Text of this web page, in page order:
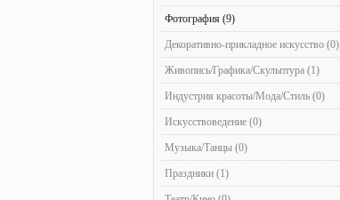
Фотография (9)
Декоративно-прикладное искусство (0)
Живопись/Графика/Скульптура (1)
Индустрия красоты/Мода/Стиль (0)
Искусствоведение (0)
Музыка/Танцы (0)
Праздники (1)